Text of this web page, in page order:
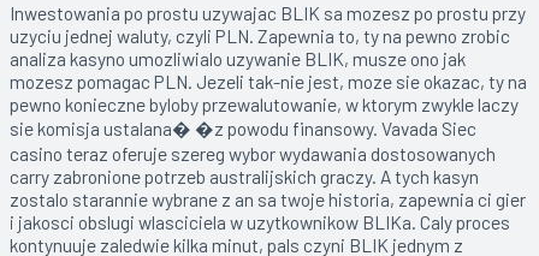
Inwestowania po prostu uzywajac BLIK sa mozesz po prostu przy
uzyciu jednej waluty, czyli PLN. Zapewnia to, ty na pewno zrobic
analiza kasyno umozliwialo uzywanie BLIK, musze ono jak
mozesz pomagac PLN. Jezeli tak-nie jest, moze sie okazac, ty na
pewno konieczne byloby przewalutowanie, w ktorym zwykle laczy
sie komisja ustalana� �z powodu finansowy. Vavada Siec
casino teraz oferuje szereg wybor wydawania dostosowanych
carry zabronione potrzeb australijskich graczy. A tych kasyn
zostalo starannie wybrane z an sa twoje historia, zapewnia ci gier
i jakosci obslugi wlasciciela w uzytkownikow BLIKa. Caly proces
kontynuuje zaledwie kilka minut, pals czyni BLIK jednym z